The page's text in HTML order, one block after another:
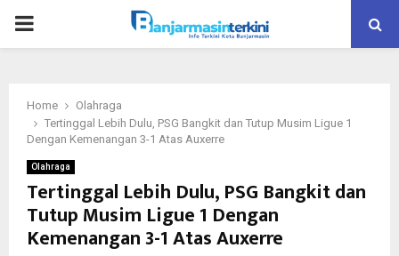
P
M
A
Home
Olahraga
Tertinggal Lebih Dulu, PSG Bangkit dan Tutup Musim Ligue 1
Dengan Kemenangan 3-1 Atas Auxerre
Olahraga
Tertinggal Lebih Dulu, PSG Bangkit dan
Tutup Musim Ligue 1 Dengan
Kemenangan 3-1 Atas Auxerre